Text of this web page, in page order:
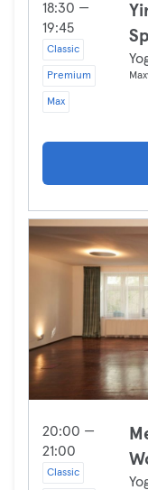
18:30 —
19:45
Classic
Premium
Max
20:00 —
21:00
Classic